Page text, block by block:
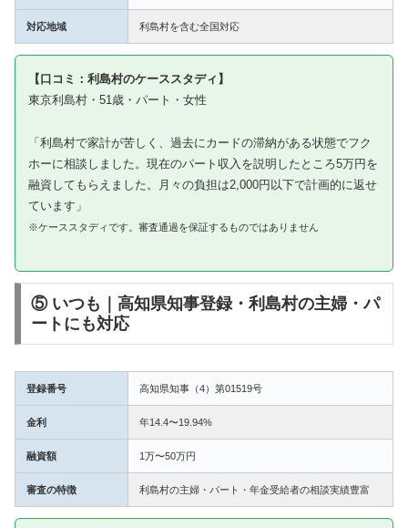
対応地域 利島村を含む全国対応
【口コミ：利島村のケーススタディ】
東京利島村・51歳・パート・女性
「利島村で家計が苦しく、過去にカードの滞納がある状態でフク
ホーに相談しました。現在のパート収入を説明したところ5万円を
融資してもらえました。月々の負担は2,000円以下で計画的に返せ
ています」
※ケーススタディです。審査通過を保証するものではありません
⑤ いつも｜高知県知事登録・利島村の主婦・パ
ートにも対応
登録番号 高知県知事（4）第01519号
金利 年14.4〜19.94%
融資額 1万〜50万円
審査の特徴 利島村の主婦・パート・年金受給者の相談実績豊富